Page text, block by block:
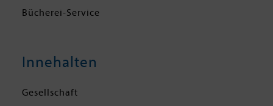
Bücherei-Service
Innehalten
Gesellschaft